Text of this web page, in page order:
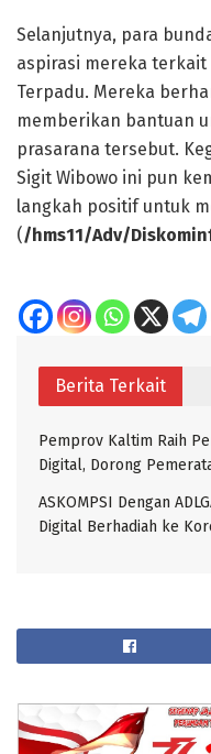
Selanjutnya, para
aspirasi mereka terkait
Terpadu. Mereka
memberikan bantuan
prasarana tersebut.
Sigit Wibowo ini pun
langkah positif untuk
(/hms11/Adv/
Berita Terkait
Pemprov Kaltim Raih
Digital, Dorong
ASKOMPSI Dengan
Digital Berhadiah ke